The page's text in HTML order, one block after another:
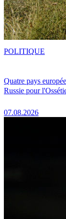
Quatre pays
Russie pour
07.08.2026
POLITIQUE